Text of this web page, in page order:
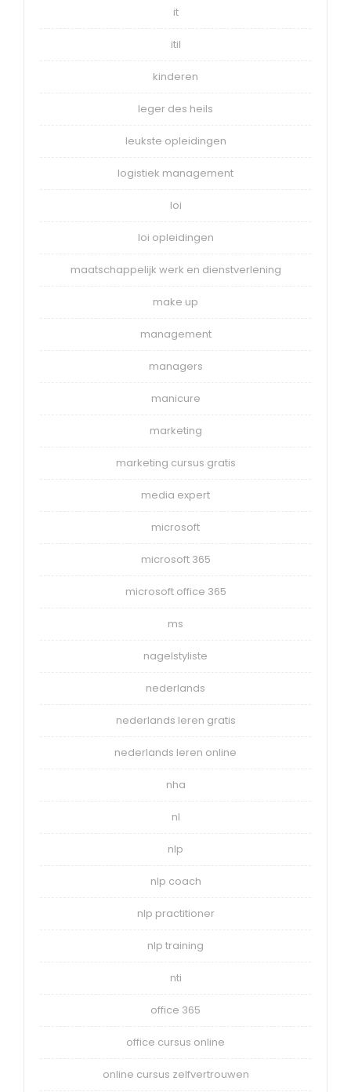
it
itil
kinderen
leger des heils
leukste opleidingen
logistiek management
loi
loi opleidingen
maatschappelijk werk en dienstverlening
make up
management
managers
manicure
marketing
marketing cursus gratis
media expert
microsoft
microsoft 365
microsoft office 365
ms
nagelstyliste
nederlands
nederlands leren gratis
nederlands leren online
nha
nl
nlp
nlp coach
nlp practitioner
nlp training
nti
office 365
office cursus online
online cursus zelfvertrouwen